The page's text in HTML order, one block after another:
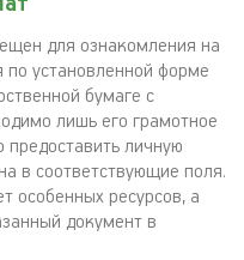
для ознакомления на
по установленной форме
бумаге с
лишь его грамотное
личную
в соответствующие поля.
особенных ресурсов, а
документ в